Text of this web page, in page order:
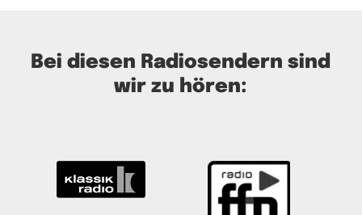
Bei diesen Radiosendern sind
wir zu hören: